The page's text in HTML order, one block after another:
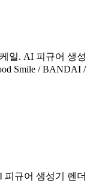
일. AI 피규어 생성
Smile / BANDAI /
피규어 생성기 렌더